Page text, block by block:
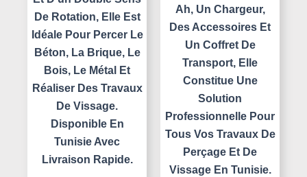
De Rotation, Elle Est
Idéale Pour Percer Le
Béton, La Brique, Le
Bois, Le Métal Et
Réaliser Des Travaux
De Vissage.
Disponible En
Tunisie Avec
Livraison Rapide.
Ah, Un Chargeur,
Des Accessoires Et
Un Coffret De
Transport, Elle
Constitue Une
Solution
Professionnelle Pour
Tous Vos Travaux De
Perçage Et De
Vissage En Tunisie.